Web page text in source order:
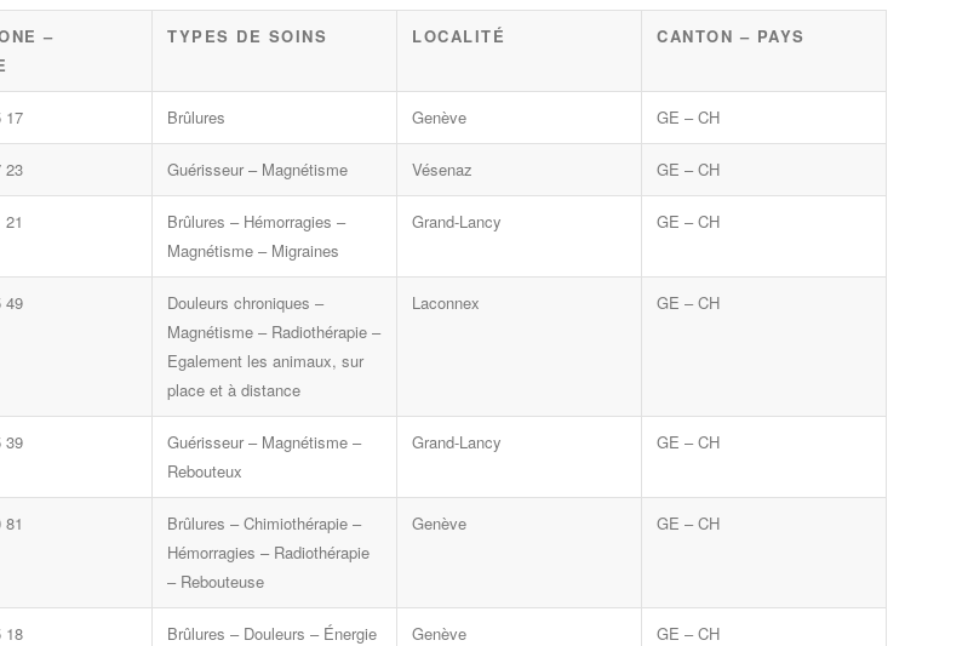
–
TYPES DE SOINS LOCALITÉ CANTON – PAYS
17 Brûlures Genève GE – CH
23 Guérisseur – Magnétisme Vésenaz GE – CH
Brûlures – Hémorragies –
Magnétisme – Migraines
Grand-Lancy GE – CH
49
Douleurs chroniques –
Magnétisme – Radiothérapie –
Egalement les animaux, sur
place et à distance
Laconnex GE – CH
39
Guérisseur – Magnétisme –
Rebouteux
Grand-Lancy GE – CH
Brûlures – Chimiothérapie –
Hémorragies – Radiothérapie
– Rebouteuse
Genève GE – CH
18
Brûlures – Douleurs – Énergie
Genève GE – CH